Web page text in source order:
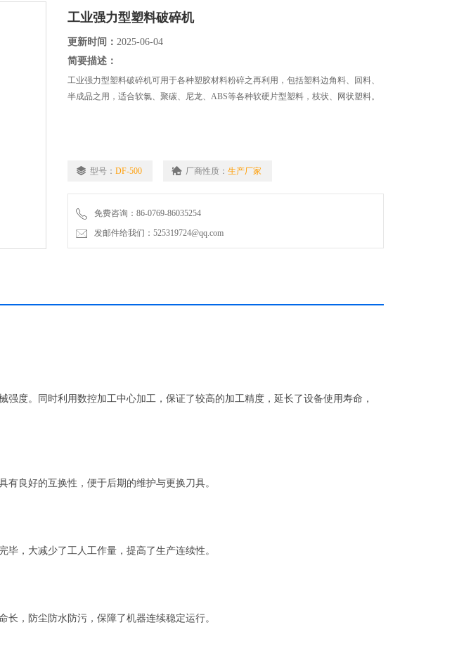
工业强力型塑料破碎机
更新时间： 2025-06-04
简要描述：
工业强力型塑料破碎机可用于各种塑胶材料粉碎之再利用，包括塑料边角料、回料、
半成品之用，适合软氯、聚碳、尼龙、ABS等各种软硬片型塑料，枝状、网状塑料。
型号： DF-500 厂商性质： 生产厂家
免费咨询：86-0769-86035254
发邮件给我们：525319724@qq.com
度。同时利用数控加工中心加工，保证了较高的加工精度，延长了设备使用寿命，
良好的互换性，便于后期的维护与更换刀具。
，大减少了工人工作量，提高了生产连续性。
，防尘防水防污，保障了机器连续稳定运行。